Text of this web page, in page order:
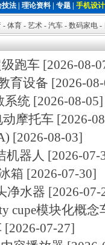
技法 理论资料 专题 手机设计
- 体育 - 艺术 - 汽车 - 数码家电 -
级跑车 [2026-08-
育设备 [2026-
系统 [2026-08-05]
动摩托车 [2026-
[2026-08-03]
机器人 [2026-07-
箱 [2026-07-30]
净水器 [2026-07-
cupe模块化概念
[2026-07-27]